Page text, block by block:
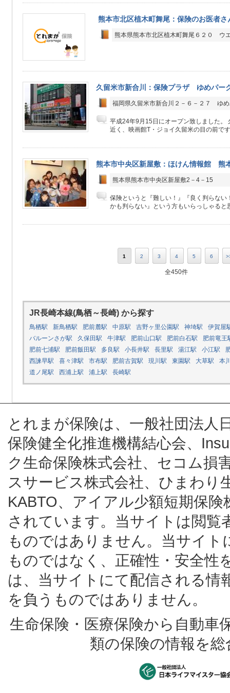
熊本市北区植木町舞尾：保険のお医者さ
熊本県熊本市北区植木町舞尾６２０ ウ
久留米市新合川：保険プラザ ゆめパー
福岡県久留米市新合川２－６－２７ ゆ
平成24年9月15日にオープン致しました。
近く、映画館T・ジョイ久留米の目の前で
熊本市中央区新屋敷：ほけん情報館 熊
熊本県熊本市中央区新屋敷2－4－15
保険というと『難しい！』『良く判らない
かも判らない』という方もいらっしゃると
1 2 3 4 5 6
全450件
JR長崎本線(鳥栖～長崎) から探す
鳥栖駅 新鳥栖駅 肥前麓駅 中原駅 吉野ヶ里公園駅 神埼駅
伊賀屋
バルーンさが駅
久保田駅 牛津駅 肥前山口駅 肥前白石駅
肥前竜王
肥前七浦駅
肥前飯田駅 多良駅 小長井駅 長里駅 湯江駅 小江駅
西諫早駅
喜々津駅 市布駅 肥前古賀駅 現川駅 東園駅 大草駅
本
道ノ尾駅
西浦上駅 浦上駅 長崎駅
とれまが保険は、一般社団法人
保険健全化推進機構結心会、
ク生命保険株式会社、セコム損
スサービス株式会社、ひまわり
KABTO、アイアル少額短期保
されています。当サイトは閲覧
ものではありません。当サイ
ものではなく、正確性・安全性
は、当サイトにて配信される情
を負うものではありません。
生命保険・医療保険から自動車
類の保険の情報を